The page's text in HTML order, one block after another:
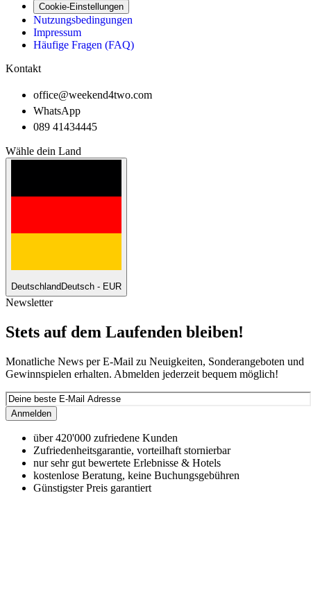
Cookie-Einstellungen
Nutzungsbedingungen
Impressum
Häufige Fragen (FAQ)
Kontakt
office@weekend4two.com
WhatsApp
089 41434445
Wähle dein Land
Deutschland Deutsch - EUR
Newsletter
Stets auf dem Laufenden bleiben!
Monatliche News per E-Mail zu Neuigkeiten, Sonderangeboten und
Gewinnspielen erhalten. Abmelden jederzeit bequem möglich!
Anmelden
über 420'000 zufriedene Kunden
Zufriedenheitsgarantie, vorteilhaft stornierbar
nur sehr gut bewertete Erlebnisse & Hotels
kostenlose Beratung, keine Buchungsgebühren
Günstigster Preis garantiert